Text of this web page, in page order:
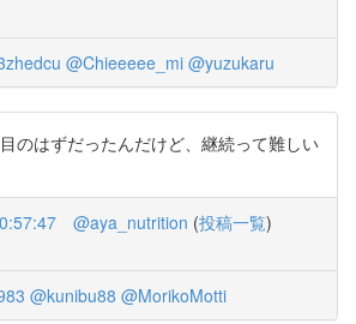
@Chieeeee_mi @yuzukaru
のはずだったんだけど、継続って難しい
@aya_nutrition (投稿一覧)
@kunibu88 @MorikoMotti